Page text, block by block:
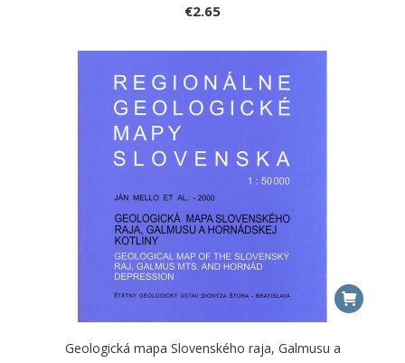
€2.65
Geologická mapa Slovenského raja, Galmusu a